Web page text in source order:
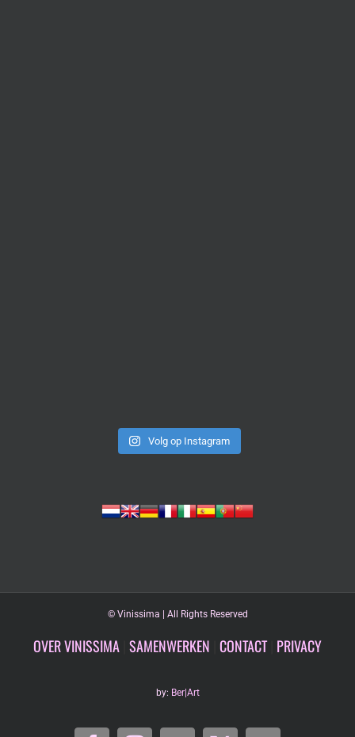
Volg op Instagram
© Vinissima | All Rights Reserved
OVER VINISSIMA SAMENWERKEN CONTACT| PRIVACY
by: Ber|Art